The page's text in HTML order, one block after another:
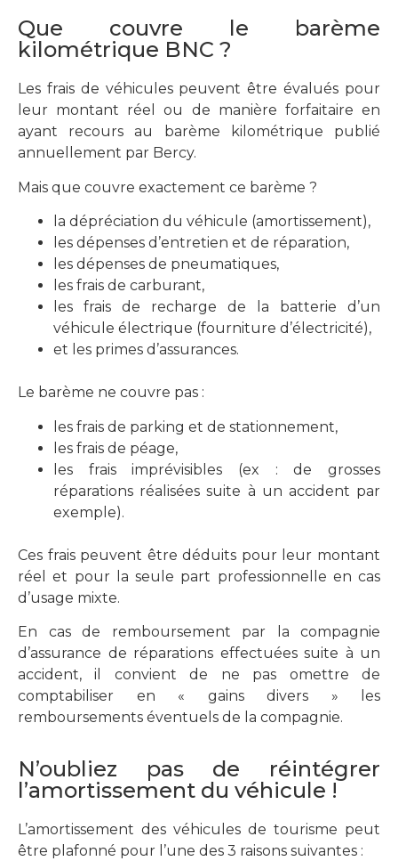
Que couvre le barème
kilométrique BNC ?
Les frais de véhicules peuvent être évalués pour
leur montant réel ou de manière forfaitaire en
ayant recours au barème kilométrique publié
annuellement par Bercy.
Mais que couvre exactement ce barème ?
la dépréciation du véhicule (amortissement),
les dépenses d’entretien et de réparation,
les dépenses de pneumatiques,
les frais de carburant,
les frais de recharge de la batterie d’un
véhicule électrique (fourniture d’électricité),
et les primes d’assurances.
Le barème ne couvre pas :
les frais de parking et de stationnement,
les frais de péage,
les frais imprévisibles (ex : de grosses
réparations réalisées suite à un accident par
exemple).
Ces frais peuvent être déduits pour leur montant
réel et pour la seule part professionnelle en cas
d’usage mixte.
En cas de remboursement par la compagnie
d’assurance de réparations effectuées suite à un
accident, il convient de ne pas omettre de
comptabiliser en « gains divers » les
remboursements éventuels de la compagnie.
N’oubliez pas de réintégrer
l’amortissement du véhicule !
L’amortissement des véhicules de tourisme peut
être plafonné pour l’une des 3 raisons suivantes :